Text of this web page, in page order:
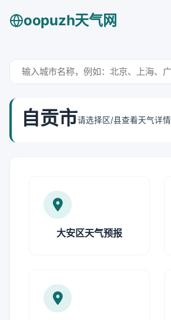
oopuzh天气网
自贡市请选择区/县查看天气详情
大安区天气预报